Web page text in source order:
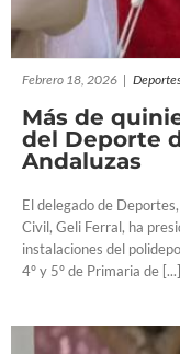
Febrero 18, 2026 |
Más de
del Deporte
Andaluzas
El delegado de
Civil, Geli Ferral, ha
instalaciones del
4º y 5º de Primaria de [...]